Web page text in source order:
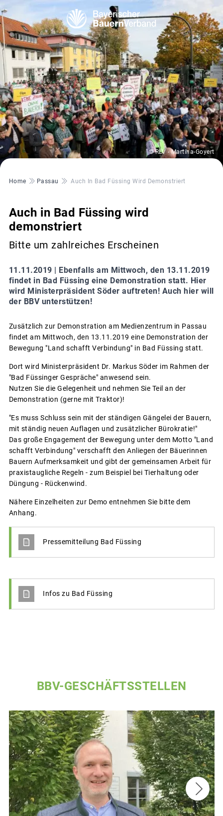
© RLV - Martina-Goyert
Pfadnavigation
Home Passau Auch In Bad Füssing Wird Demonstriert
Auch in Bad Füssing wird
demonstriert
Bitte um zahlreiches Erscheinen
11.11.2019 | Ebenfalls am Mittwoch, den 13.11.2019
findet in Bad Füssing eine Demonstration statt. Hier
wird Ministerpräsident Söder auftreten! Auch hier will
der BBV unterstützen!
Zusätzlich zur Demonstration am Medienzentrum in Passau
findet am Mittwoch, den 13.11.2019 eine Demonstration der
Bewegung "Land schafft Verbindung" in Bad Füssing statt.
Dort wird Ministerpräsident Dr. Markus Söder im Rahmen der
"Bad Füssinger Gespräche" anwesend sein.
Nutzen Sie die Gelegenheit und nehmen Sie Teil an der
Demonstration (gerne mit Traktor)!
"Es muss Schluss sein mit der ständigen Gängelei der Bauern,
mit ständig neuen Auflagen und zusätzlicher Bürokratie!"
Das große Engagement der Bewegung unter dem Motto "Land
schafft Verbindung" verschafft den Anliegen der Bäuerinnen
Bauern Aufmerksamkeit und gibt der gemeinsamen Arbeit für
praxistaugliche Regeln - zum Beispiel bei Tierhaltung oder
Düngung - Rückenwind.
Nähere Einzelheiten zur Demo entnehmen Sie bitte dem
Anhang.
Pressemitteilung Bad Füssing
Infos zu Bad Füssing
BBV-GESCHÄFTSSTELLEN